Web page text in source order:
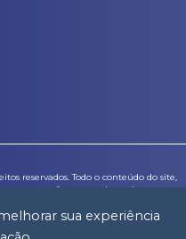
sua experiência
reservados. Todo o conteúdo do site,
som, software, conjunto imagem,
elemento de identidade, sem